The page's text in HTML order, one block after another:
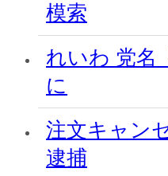
模索
れいわ 党名
に
注文キャン
逮捕